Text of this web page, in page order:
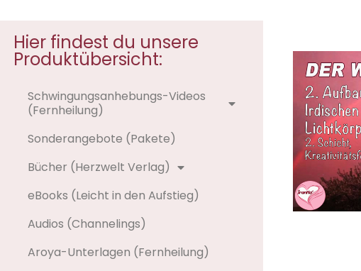
Hier findest du unsere
Produktübersicht:
Schwingungsanhebungs-Videos
(Fernheilung)
Sonderangebote (Pakete)
Bücher (Herzwelt Verlag)
eBooks (Leicht in den Aufstieg)
Audios (Channelings)
Aroya-Unterlagen (Fernheilung)